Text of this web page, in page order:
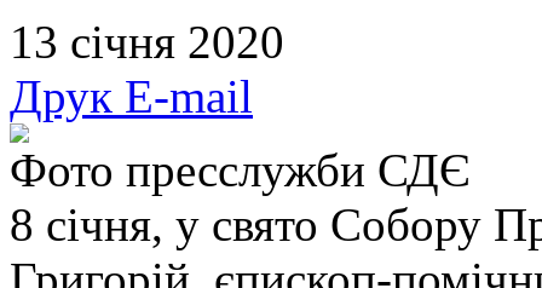
13 січня 2020
Друк E-mail
Фото пресслужби СДЄ
8 січня, у свято Собору